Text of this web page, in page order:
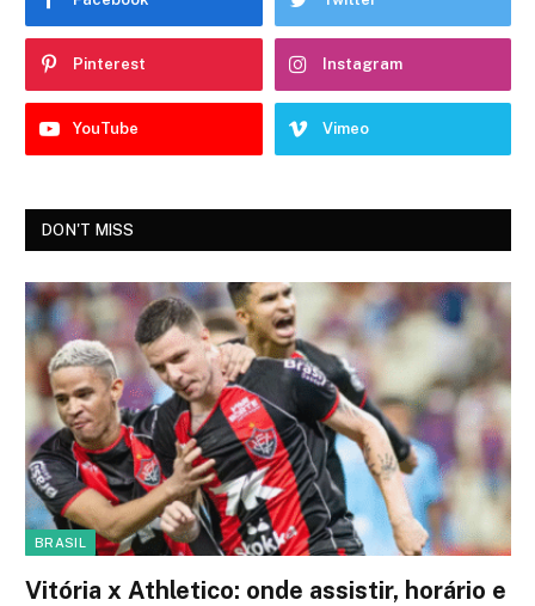
Pinterest Instagram
YouTube Vimeo
DON'T MISS
BRASIL
Vitória x Athletico: onde assistir, horário e